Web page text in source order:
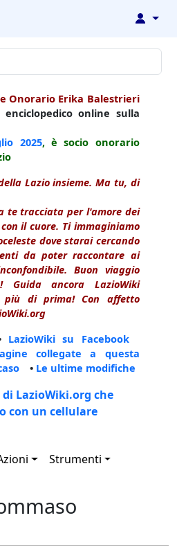
↓
Onorario Erika Balestrieri
online sulla
2025, è socio onorario
Lazio insieme. Ma tu, di
te tracciata per l'amore dei
il cuore. Ti immaginiamo
dove starai cercando
da poter raccontare ai
Buon viaggio
Guida ancora LazioWiki
più di prima! Con affetto
LazioWiki su Facebook
collegate a questa
• Le ultime modifiche
LazioWiki.org che
con un cellulare
Strumenti